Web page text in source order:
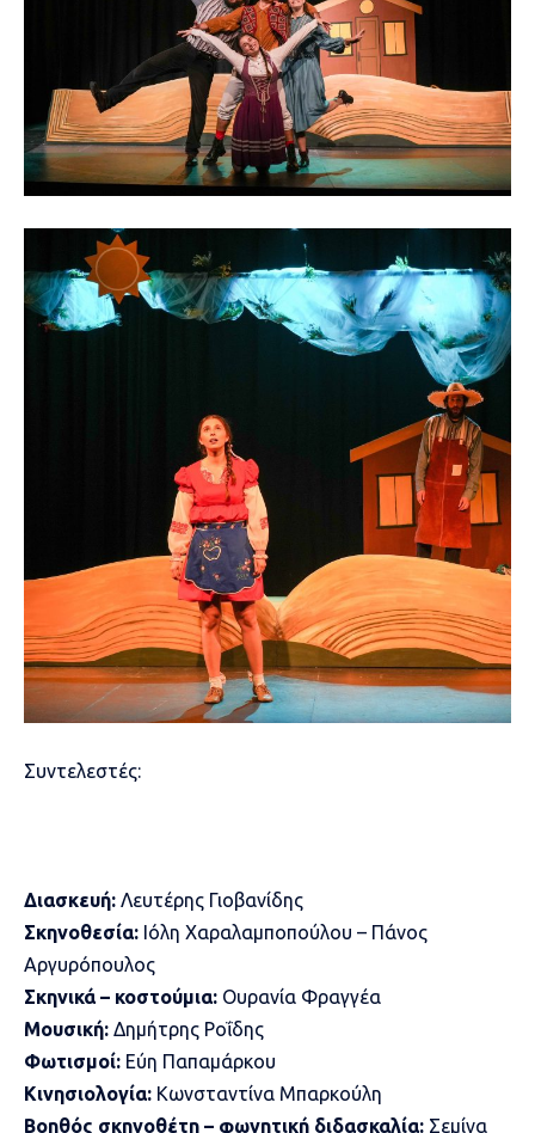
Συντελεστές:
Διασκευή: Λευτέρης Γιοβανίδης
Σκηνοθεσία: Ιόλη Χαραλαμποπούλου – Πάνος
Αργυρόπουλος
Σκηνικά – κοστούμια: Ουρανία Φραγγέα
Μουσική: Δημήτρης Ροΐδης
Φωτισμοί: Εύη Παπαμάρκου
Κινησιολογία: Κωνσταντίνα Μπαρκούλη
Βοηθός σκηνοθέτη – φωνητική διδασκαλία: Σεμίνα